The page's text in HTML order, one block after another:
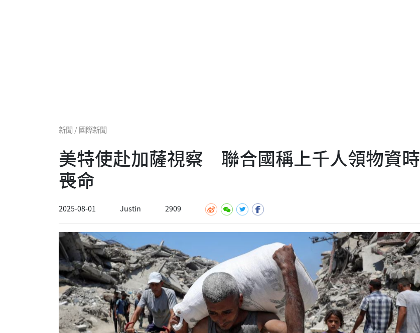
新聞 / 國際新聞
美特使赴加薩視察 聯合國稱上千人領物資時
喪命
2025-08-01 Justin 2909